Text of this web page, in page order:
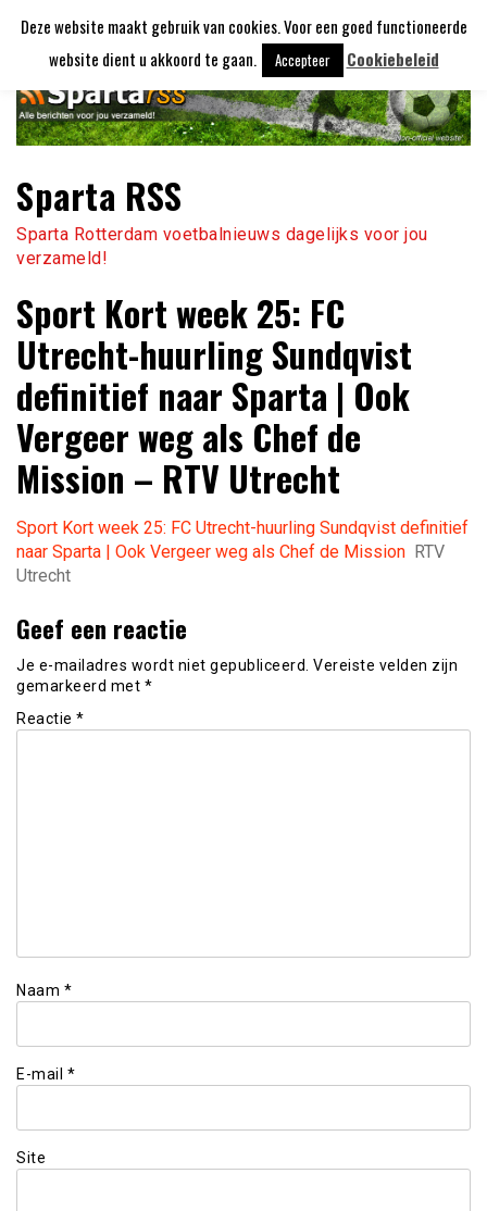
naar
Sparta RSS
Sparta Rotterdam voetbalnieuws dagelijks voor jou
verzameld!
Sport Kort week 25: FC
Utrecht-huurling Sundqvist
definitief naar Sparta | Ook
Vergeer weg als Chef de
Mission – RTV Utrecht
Sport Kort week 25: FC Utrecht-huurling Sundqvist definitief
naar Sparta | Ook Vergeer weg als Chef de Mission RTV
Utrecht
Geef een reactie
Je e-mailadres wordt niet gepubliceerd. Vereiste velden zijn
gemarkeerd met *
Reactie *
Naam *
E-mail *
Site
Deze website maakt gebruik van cookies. Voor een goed functioneerde
website dient u akkoord te gaan.
Accepteer Cookiebeleid